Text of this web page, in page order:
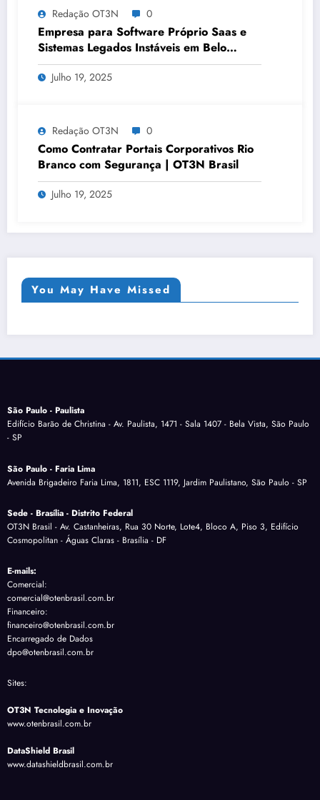
Redação OT3N 0
Empresa para Software Próprio Saas e
Sistemas Legados Instáveis em Belo
Horizonte | OT3N Brasil – Guia 3449
Julho 19, 2025
Redação OT3N 0
Como Contratar Portais Corporativos Rio
Branco com Segurança | OT3N Brasil
Julho 19, 2025
You May Have Missed
São Paulo - Paulista
Edifício Barão de Christina - Av. Paulista, 1471 - Sala 1407 - Bela Vista, São Paulo
- SP
São Paulo - Faria Lima
Avenida Brigadeiro Faria Lima, 1811, ESC 1119, Jardim Paulistano, São Paulo - SP
Sede - Brasília - Distrito Federal
OT3N Brasil - Av. Castanheiras, Rua 30 Norte, Lote4, Bloco A, Piso 3, Edifício
Cosmopolitan - Águas Claras - Brasília - DF
E-mails:
Comercial:
comercial@otenbrasil.com.br
Financeiro:
financeiro@otenbrasil.com.br
Encarregado de Dados
dpo@otenbrasil.com.br
Sites:
OT3N Tecnologia e Inovação
www.otenbrasil.com.br
DataShield Brasil
www.datashieldbrasil.com.br